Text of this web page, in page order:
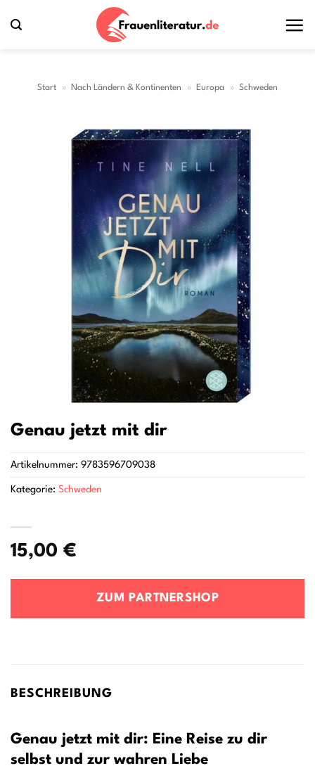
Inhalt
Start » Nach Ländern & Kontinenten » Europa » Schweden
Genau jetzt mit dir
15,00 €
ZUM PARTNERSHOP
Artikelnummer: 9783596709038
Kategorie: Schweden
BESCHREIBUNG
Genau jetzt mit dir: Eine Reise zu dir
selbst und zur wahren Liebe